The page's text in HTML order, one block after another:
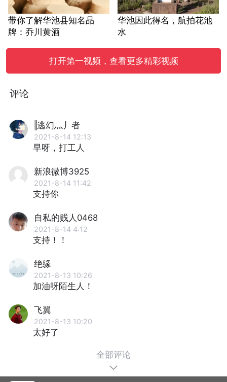
带你了解华池县知名品
牌：乔川黄酒
华池因此得名，航拍花池
水
打开第一视频，查看更多精彩视频
评论
‖逃幻灬丿者
2021-8-14 12:13
早呀，打工人
新浪微博3925
2021-8-14 11:42
支持你
自私的贱人0468
2021-8-14 4:12
支持！！
绝缘
2021-8-13 10:26
加油呀陌生人！
飞翼
2021-8-13 10:20
太好了
全部评论